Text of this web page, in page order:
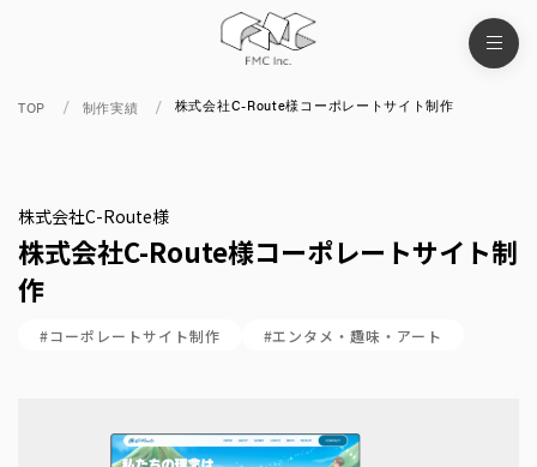
TOP 制作実績 株式会社C-Route様コーポレートサイト制作
株式会社C-Route様
株式会社C-Route様コーポレートサイト制
作
#コーポレートサイト制作 #エンタメ・趣味・アート